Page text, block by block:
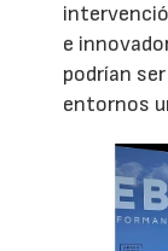
e
podrían
entornos